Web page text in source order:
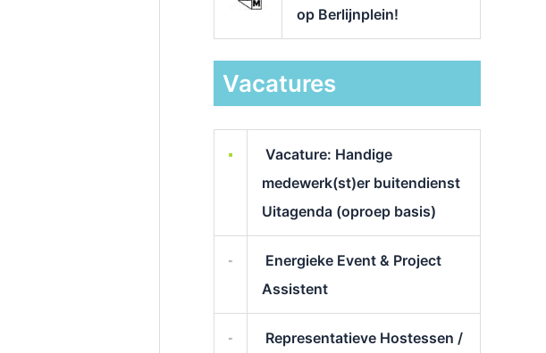
op Berlijnplein!
Vacatures
Vacature: Handige
medewerk(st)er buitendienst
Uitagenda (oproep basis)
Energieke Event & Project
Assistent
Representatieve Hostessen /